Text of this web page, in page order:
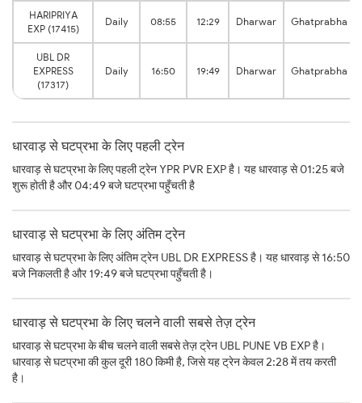
HARIPRIYA
EXP (17415)
Daily 08:55 12:29 Dharwar Ghatprabha
UBL DR
EXPRESS
(17317)
Daily 16:50 19:49 Dharwar Ghatprabha
धारवाड़ से घटप्रभा के लिए पहली ट्रेन
धारवाड़ से घटप्रभा के लिए पहली ट्रेन YPR PVR EXP है। यह धारवाड़ से 01:25 बजे
शुरू होती है और 04:49 बजे घटप्रभा पहुँचती है
धारवाड़ से घटप्रभा के लिए अंतिम ट्रेन
धारवाड़ से घटप्रभा के लिए अंतिम ट्रेन UBL DR EXPRESS है। यह धारवाड़ से 16:50
बजे निकलती है और 19:49 बजे घटप्रभा पहुँचती है।
धारवाड़ से घटप्रभा के लिए चलने वाली सबसे तेज़ ट्रेन
धारवाड़ से घटप्रभा के बीच चलने वाली सबसे तेज़ ट्रेन UBL PUNE VB EXP है।
धारवाड़ से घटप्रभा की कुल दूरी 180 किमी है, जिसे यह ट्रेन केवल 2:28 में तय करती
है।